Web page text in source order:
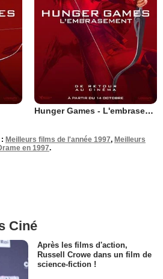
Hunger Games - L'embrasement
Meilleurs films de l'année 1997, Meilleurs
en 1997.
Ciné
Après les films d'action,
Russell Crowe dans un film de
science-fiction !